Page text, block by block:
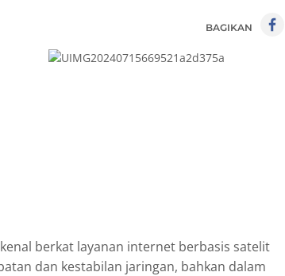
BAGIKAN
berkat layanan internet berbasis satelit
dan kestabilan jaringan, bahkan dalam